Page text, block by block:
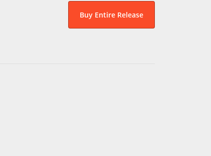
Buy Entire Release